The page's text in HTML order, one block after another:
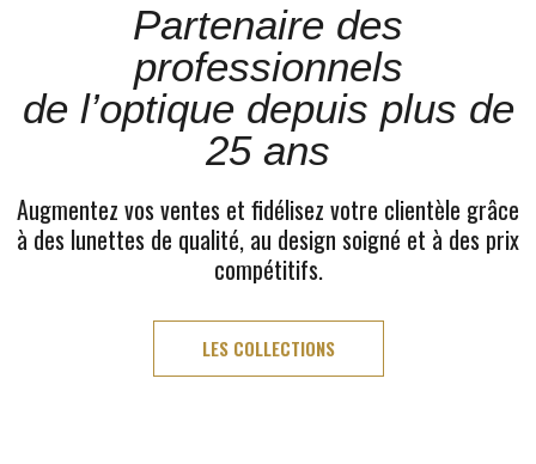
Partenaire des
professionnels
de l’optique depuis plus de
25 ans
Augmentez vos ventes et fidélisez votre clientèle grâce
à des lunettes de qualité, au design soigné et à des prix
compétitifs.
LES COLLECTIONS